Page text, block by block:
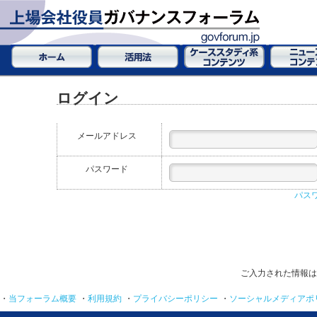
ログイン
メールアドレス
パスワード
パス
ご入力された情報
・ 当フォーラム概要 ・ 利用規約 ・ プライバシーポリシー ・ ソーシャルメディアポ